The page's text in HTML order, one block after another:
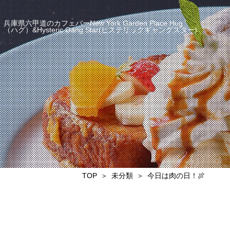
兵庫県六甲道のカフェバーNew York Garden Place Hug
（ハグ）&Hysteric Gang Star(ヒステリックギャングスター)
TOP 未分類 今日は肉の日！🍖